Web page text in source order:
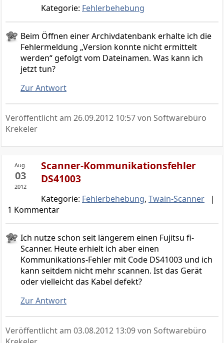
Kategorie: Fehlerbehebung
Beim Öffnen einer Archivdatenbank erhalte ich die
Fehlermeldung „Version konnte nicht ermittelt
werden“ gefolgt vom Dateinamen. Was kann ich
jetzt tun?
Zur Antwort
Veröffentlicht am 26.09.2012 10:57von Softwarebüro
Krekeler
Aug.
03
2012
Scanner-Kommunikationsfehler
DS41003
Kategorie: Fehlerbehebung, Twain-Scanner |
1 Kommentar
Ich nutze schon seit längerem einen Fujitsu fi-
Scanner. Heute erhielt ich aber einen
Kommunikations-Fehler mit Code DS41003 und ich
kann seitdem nicht mehr scannen. Ist das Gerät
oder vielleicht das Kabel defekt?
Zur Antwort
Veröffentlicht am 03.08.2012 13:09von Softwarebüro